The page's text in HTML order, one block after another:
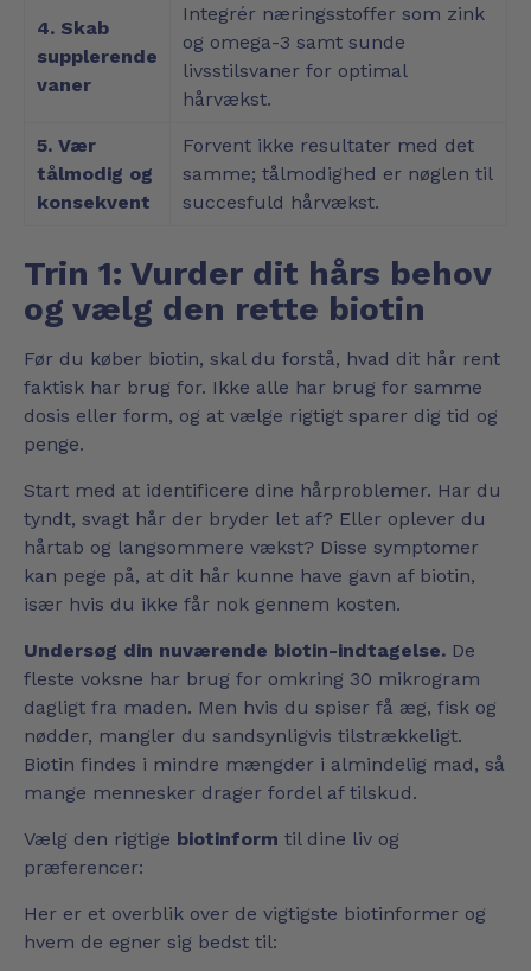
4. Skab
supplerende
vaner
Integrér næringsstoffer som zink
og omega-3 samt sunde
livsstilsvaner for optimal
hårvækst.
5. Vær
tålmodig og
konsekvent
Forvent ikke resultater med det
samme; tålmodighed er nøglen til
succesfuld hårvækst.
Trin 1: Vurder dit hårs behov
og vælg den rette biotin
Før du køber biotin, skal du forstå, hvad dit hår rent
faktisk har brug for. Ikke alle har brug for samme
dosis eller form, og at vælge rigtigt sparer dig tid og
penge.
Start med at identificere dine hårproblemer. Har du
tyndt, svagt hår der bryder let af? Eller oplever du
hårtab og langsommere vækst? Disse symptomer
kan pege på, at dit hår kunne have gavn af biotin,
især hvis du ikke får nok gennem kosten.
Undersøg din nuværende biotin-indtagelse. De
fleste voksne har brug for omkring 30 mikrogram
dagligt fra maden. Men hvis du spiser få æg, fisk og
nødder, mangler du sandsynligvis tilstrækkeligt.
Biotin findes i mindre mængder i almindelig mad, så
mange mennesker drager fordel af tilskud.
Vælg den rigtige biotinform til dine liv og
præferencer:
Her er et overblik over de vigtigste biotinformer og
hvem de egner sig bedst til: